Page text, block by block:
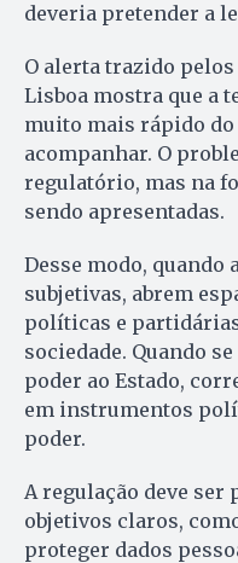
deveria pretender a
O alerta trazido
Lisboa mostra que a
muito mais rápido do
acompanhar. O
regulatório, mas na
sendo apresentadas.
Desse modo, quando
subjetivas, abrem
políticas e
sociedade. Quando
poder ao Estado,
em instrumentos
poder.
A regulação deve ser
objetivos claros,
proteger dados